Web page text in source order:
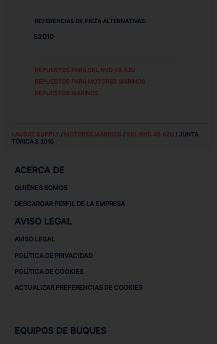
REFERENCIAS DE PIEZA ALTERNATIVAS:
S2010
REPUESTOS PARA SKL NVD 48 A2U
REPUESTOS PARA MOTORES MARINOS
REPUESTOS MARINOS
LAUDAT SUPPLY/ MOTORES MARINOS / SKL NVD 48 A2U / JUNTA
TÓRICA S 2010
ACERCA DE
QUIÉNES SOMOS
DESCARGAR PERFIL DE LA EMPRESA
AVISO LEGAL
AVISO LEGAL
POLÍTICA DE PRIVACIDAD
POLÍTICA DE COOKIES
ACTUALIZAR PREFERENCIAS DE COOKIES
EQUIPOS DE BUQUES